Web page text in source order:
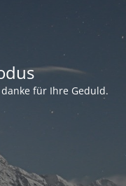
für Ihre Geduld.